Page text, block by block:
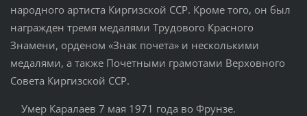
народного артиста Киргизской ССР. Кроме того, он был
награжден тремя медалями Трудового Красного
Знамени, орденом «Знак почета» и несколькими
медалями, а также Почетными грамотами Верховного
Совета Киргизской ССР.
Умер Каралаев 7 мая 1971 года во Фрунзе.